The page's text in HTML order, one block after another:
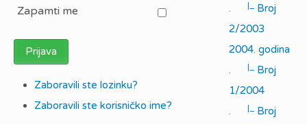
Zapamti me
Prijava
Zaboravili ste lozinku?
Zaboravili ste korisničko ime?
.
|_ Broj
2/2003
2004. godina
.
|_ Broj
1/2004
.
|_ Broj